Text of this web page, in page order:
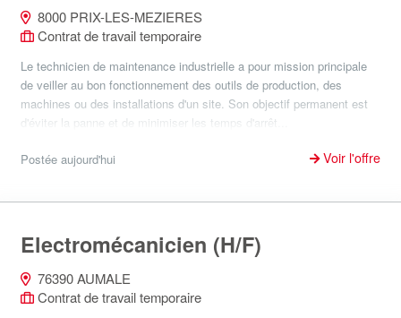
8000 PRIX-LES-MEZIERES
Contrat de travail temporaire
Le technicien de maintenance industrielle a pour mission principale
de veiller au bon fonctionnement des outils de production, des
machines ou des installations d'un site. Son objectif permanent est
d'éviter la panne et de minimiser les temps d'arrêt...
Postée aujourd'hui Voir l'offre
Electromécanicien (H/F)
76390 AUMALE
Contrat de travail temporaire